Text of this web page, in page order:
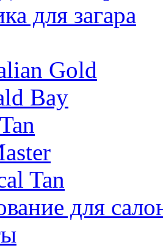
для загара
Gold
Bay
Tan
для